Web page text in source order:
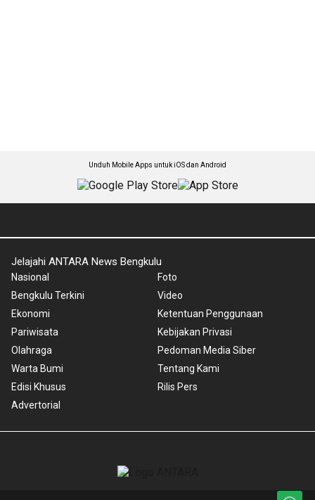
Unduh Mobile Apps untuk iOS dan Android
Jelajahi ANTARA News Bengkulu
Nasional
Bengkulu Terkini
Ekonomi
Pariwisata
Olahraga
Warta Bumi
Edisi Khusus
Advertorial
Foto
Video
Ketentuan Penggunaan
Kebijakan Privasi
Pedoman Media Siber
Tentang Kami
Rilis Pers